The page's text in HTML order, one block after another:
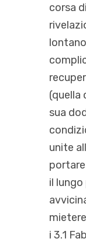
corsa
(quella
sua
unite
il
i 3.1